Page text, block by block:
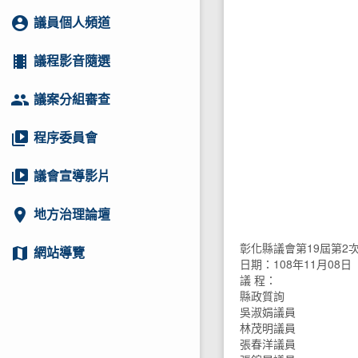
account_circle 議員個人頻道
local_movies 議程影音隨選
group 議案分組審查
video_library 程序委員會
video_library 議會宣導影片
location_on 地方治理論壇
map 網站導覽
彰化縣議會第19屆第2
日期：108年11月08日
議 程：
縣政質詢
吳淑娟議員
林茂明議員
張春洋議員